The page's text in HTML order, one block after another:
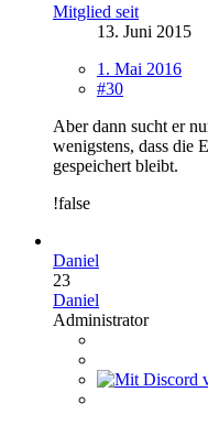
Mitglied seit
13. Juni 2015
1. Mai 2016
#30
Aber dann sucht er
wenigstens, dass die
gespeichert bleibt.
!false
Daniel
23
Daniel
Administrator